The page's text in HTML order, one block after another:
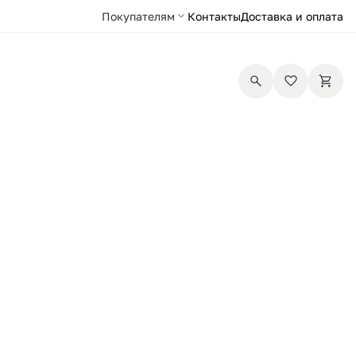
Покупателям КонтактыДоставка и оплата